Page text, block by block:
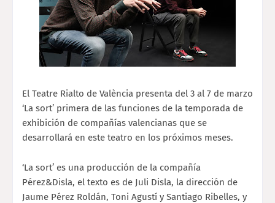
El Teatre Rialto de València presenta del 3 al 7 de marzo
‘La sort’ primera de las funciones de la temporada de
exhibición de compañías valencianas que se
desarrollará en este teatro en los próximos meses.
‘La sort’ es una producción de la compañía
Pérez&Disla, el texto es de Juli Disla, la dirección de
Jaume Pérez Roldán, Toni Agustí y Santiago Ribelles, y